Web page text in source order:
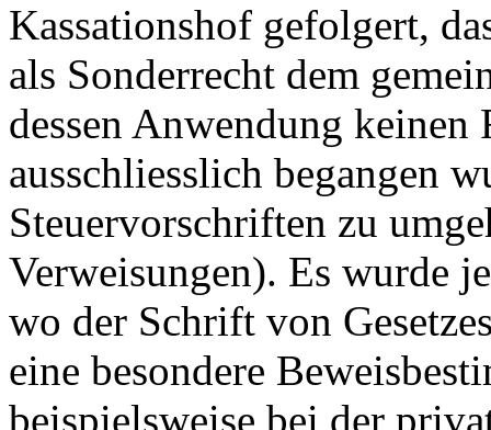
Kassationshof gefolgert,
als Sonderrecht dem
dessen Anwendung keinen
ausschliesslich begangen
Steuervorschriften zu
Verweisungen). Es wurde
wo der Schrift von
eine besondere
beispielsweise bei der